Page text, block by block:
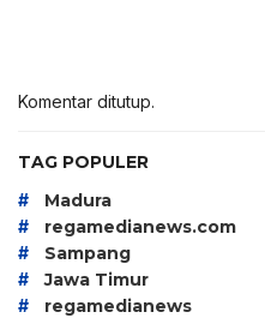
Komentar ditutup.
TAG POPULER
# Madura
# regamedianews.com
# Sampang
# Jawa Timur
# regamedianews